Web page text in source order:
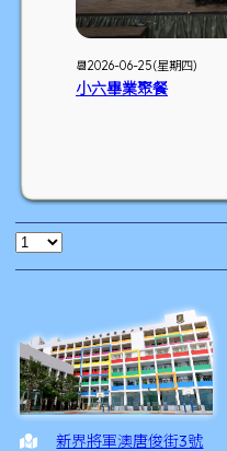
📆2026-06-25 (星期四)
小六畢業聚餐
新界將軍澳唐俊街3號